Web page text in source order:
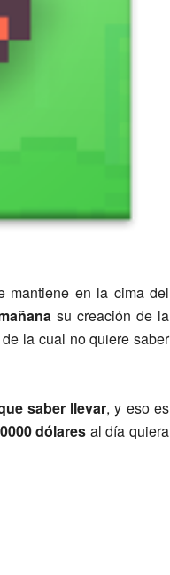
mantiene en la cima del
su creación de la
la cual no quiere saber
saber llevar, y eso es
dólares al día quiera